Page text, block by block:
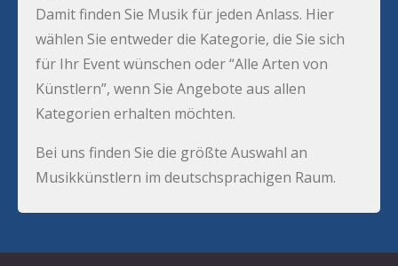
Damit finden Sie Musik für jeden Anlass. Hier
wählen Sie entweder die Kategorie, die Sie sich
für Ihr Event wünschen oder “Alle Arten von
Künstlern”, wenn Sie Angebote aus allen
Kategorien erhalten möchten.
Bei uns finden Sie die größte Auswahl an
Musikkünstlern im deutschsprachigen Raum.